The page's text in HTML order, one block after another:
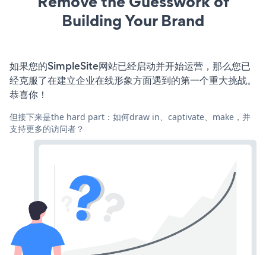
Building Your Brand
如果您的SimpleSite网站已经启动并开始运营，那么您已
经克服了在建立企业在线形象方面遇到的第一个重大挑战。
恭喜你！
但接下来是the hard part：如何draw in、captivate、make，并
支持更多的访问者？